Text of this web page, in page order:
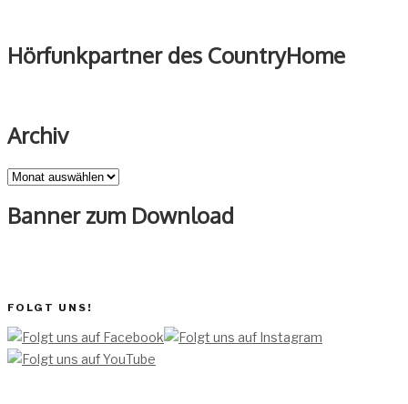
Hörfunkpartner des CountryHome
Archiv
Archiv
Banner zum Download
FOLGT UNS!